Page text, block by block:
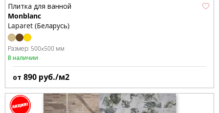
Плитка для ванной
Monblanc
Laparet (Беларусь)
Размер: 500x500 мм
В наличии
от 890 руб./м2